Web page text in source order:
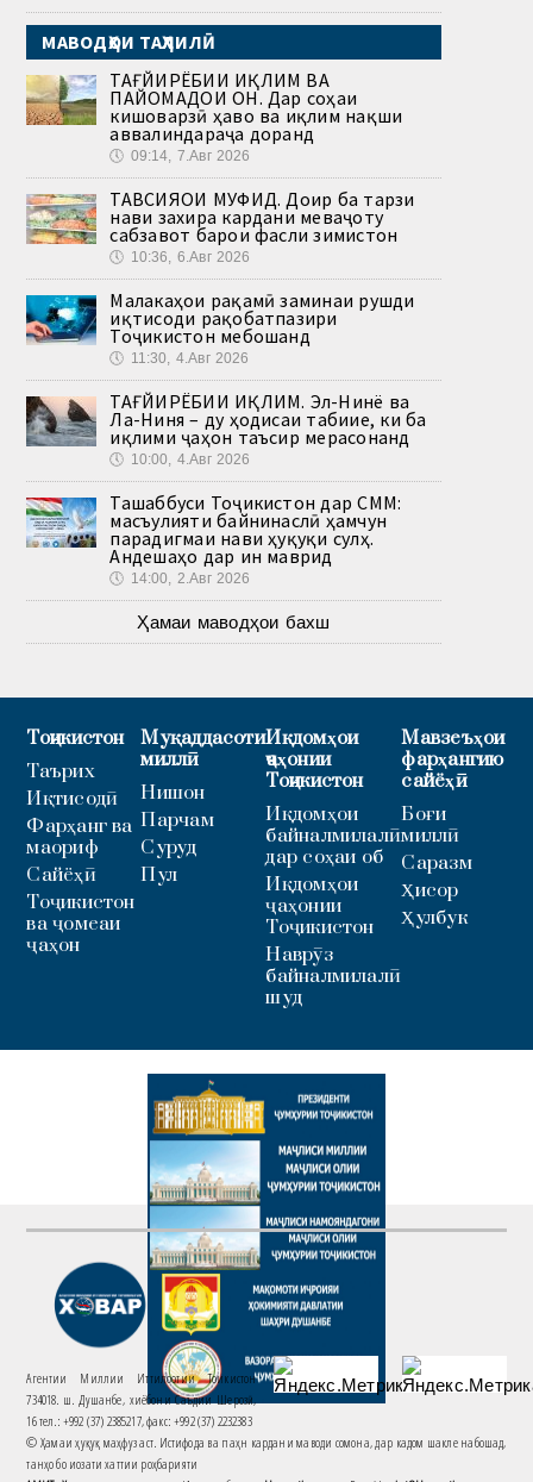
МАВОДҲОИ ТАҲЛИЛӢ
ТАҒЙИРЁБИИ ИҚЛИМ ВА
ПАЙОМАДҲОИ ОН. Дар соҳаи
кишоварзӣ ҳаво ва иқлим нақши
аввалиндараҷа доранд
🕔 09:14, 7.Авг 2026
ТАВСИЯҲОИ МУФИД. Доир ба тарзи
нави захира кардани меваҷоту
сабзавот барои фасли зимистон
🕔 10:36, 6.Авг 2026
Малакаҳои рақамӣ заминаи рушди
иқтисоди рақобатпазири
Тоҷикистон мебошанд
🕔 11:30, 4.Авг 2026
ТАҒЙИРЁБИИ ИҚЛИМ. Эл-Нинё ва
Ла-Ниня – ду ҳодисаи табиие, ки ба
иқлими ҷаҳон таъсир мерасонанд
🕔 10:00, 4.Авг 2026
Ташаббуси Тоҷикистон дар СММ:
масъулияти байнинаслӣ ҳамчун
парадигмаи нави ҳуқуқи сулҳ.
Андешаҳо дар ин маврид
🕔 14:00, 2.Авг 2026
Ҳамаи маводҳои бахш
Тоҷикистон
Таърих
Иқтисодӣ
Фарҳанг ва
маориф
Сайёҳӣ
Тоҷикистон
ва ҷомеаи
ҷаҳон
Муқаддасоти
миллӣ
Нишон
Парчам
Суруд
Пул
Иқдомҳои
ҷаҳонии
Тоҷикистон
Иқдомҳои
байналмилалӣ
дар соҳаи об
Иқдомҳои
ҷаҳонии
Тоҷикистон
Наврӯз
байналмилалӣ
шуд
Мавзеъҳои
фарҳангию
сайёҳӣ
Боғи
миллӣ
Саразм
Ҳисор
Ҳулбук
Агентии Миллии Иттилоотии Тоҷикистон
734018. ш. Душанбе, хиёбони Саъдии Шерозӣ,
16 тел.: +992 (37) 2385217, факс: +992 (37) 2232383
© Ҳамаи ҳуқуқ маҳфуз аст. Истифода ва паҳн кардани маводи сомона, дар кадом шакле набошад,
танҳо бо иҷозати хаттии роҳбарияти